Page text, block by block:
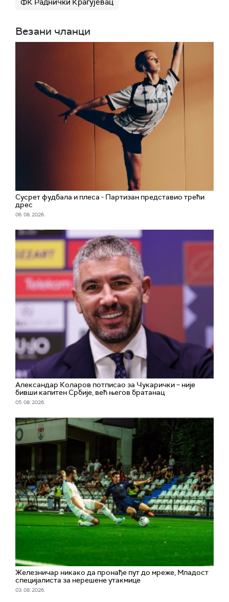
ФК Раднички Крагујевац
Везани чланци
Сусрет фудбала и плеса - Партизан представио трећи
дрес
06. 08. 2026.
Александар Коларов потписао за Чукарички – није
бивши капитен Србије, већ његов братанац
05. 08. 2026.
Железничар никако да пронађе пут до мреже, Младост
специјалиста за нерешене утакмице
03. 08. 2026.